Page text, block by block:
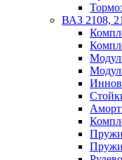
ВАЗ 2108,